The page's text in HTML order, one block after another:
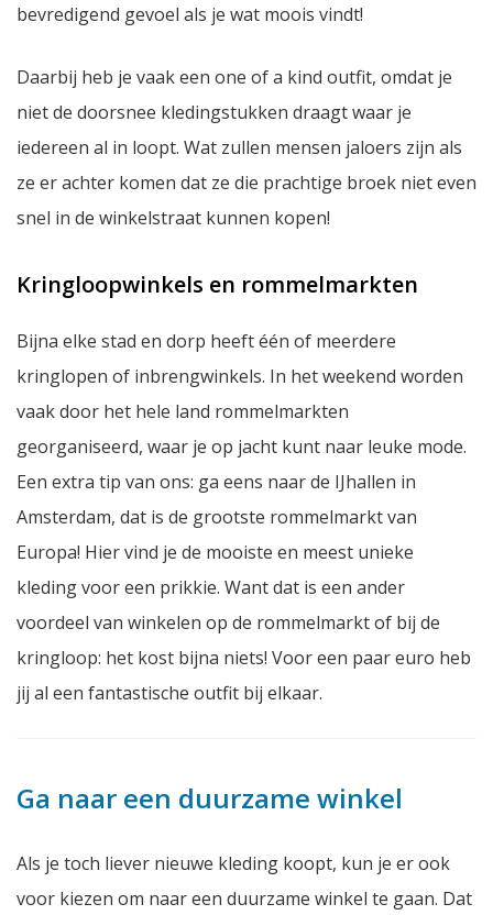
bevredigend gevoel als je wat moois vindt!
Daarbij heb je vaak een one of a kind outfit, omdat je
niet de doorsnee kledingstukken draagt waar je
iedereen al in loopt. Wat zullen mensen jaloers zijn als
ze er achter komen dat ze die prachtige broek niet even
snel in de winkelstraat kunnen kopen!
Kringloopwinkels en rommelmarkten
Bijna elke stad en dorp heeft één of meerdere
kringlopen of inbrengwinkels. In het weekend worden
vaak door het hele land rommelmarkten
georganiseerd, waar je op jacht kunt naar leuke mode.
Een extra tip van ons: ga eens naar de IJhallen in
Amsterdam, dat is de grootste rommelmarkt van
Europa! Hier vind je de mooiste en meest unieke
kleding voor een prikkie. Want dat is een ander
voordeel van winkelen op de rommelmarkt of bij de
kringloop: het kost bijna niets! Voor een paar euro heb
jij al een fantastische outfit bij elkaar.
Ga naar een duurzame winkel
Als je toch liever nieuwe kleding koopt, kun je er ook
voor kiezen om naar een duurzame winkel te gaan. Dat